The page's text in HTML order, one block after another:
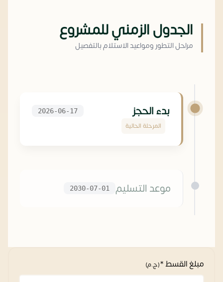
الجدول الزمني للمشروع
مراحل التطور ومواعيد الاستلام بالتفصيل
بدء الحجز
المرحلة الحالية
2026-06-17
موعد التسليم 2030-07-01
مبلغ القسط *(ج.م)